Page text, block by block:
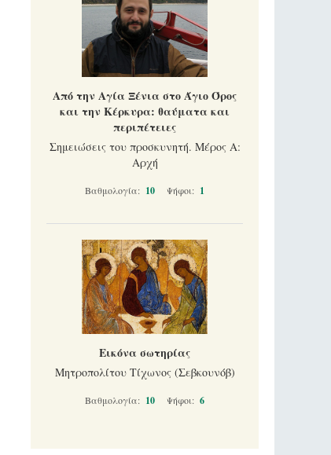
Από την Αγία Ξένια στο Άγιο Όρος
και την Κέρκυρα: θαύματα και
περιπέτειες
Σημειώσεις του προσκυνητή. Μέρος Α:
Αρχή
Βαθμολογία: 10 Ψήφοι: 1
Εικόνα σωτηρίας
Μητροπολίτου Τίχωνος (Σεβκουνόβ)
Βαθμολογία: 10 Ψήφοι: 6